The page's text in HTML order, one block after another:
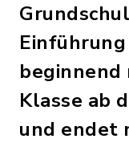
beginnend
Klasse ab
und endet